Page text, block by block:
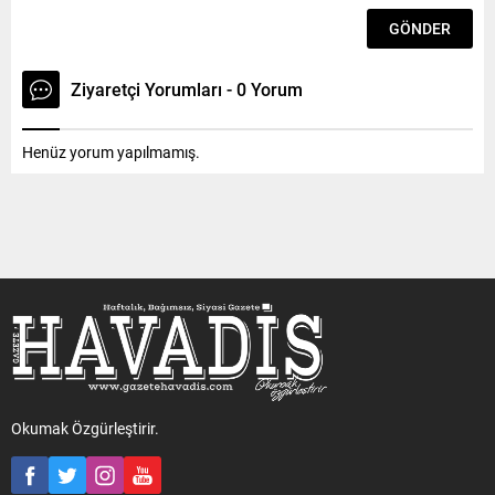
Ziyaretçi Yorumları - 0 Yorum
Henüz yorum yapılmamış.
Okumak Özgürleştirir.